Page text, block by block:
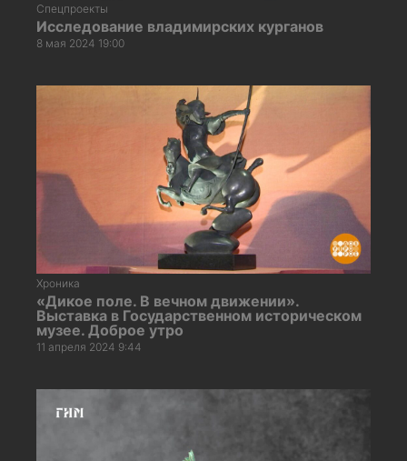
Спецпроекты
Исследование владимирских курганов
8 мая 2024 19:00
Хроника
«Дикое поле. В вечном движении».
Выставка в Государственном историческом
музее. Доброе утро
11 апреля 2024 9:44